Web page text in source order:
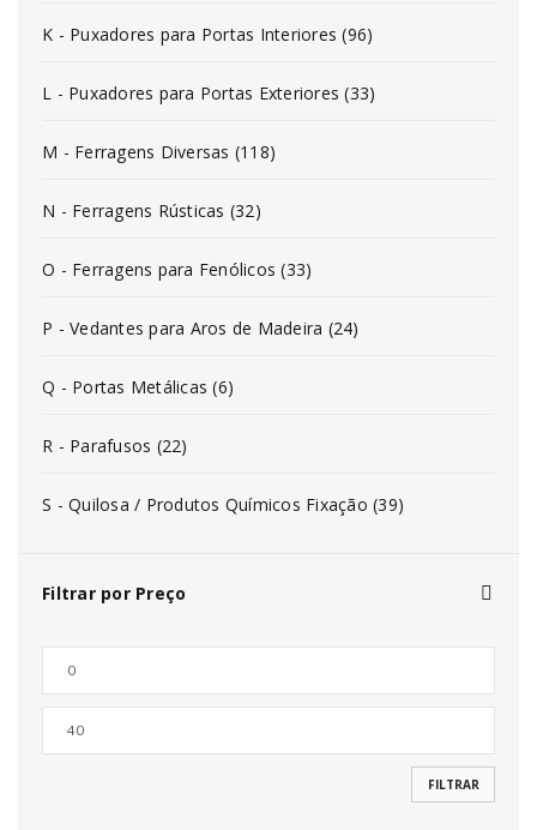
K - Puxadores para Portas Interiores (96)
L - Puxadores para Portas Exteriores (33)
M - Ferragens Diversas (118)
N - Ferragens Rústicas (32)
O - Ferragens para Fenólicos (33)
P - Vedantes para Aros de Madeira (24)
Q - Portas Metálicas (6)
R - Parafusos (22)
S - Quilosa / Produtos Químicos Fixação (39)
Filtrar por Preço
FILTRAR